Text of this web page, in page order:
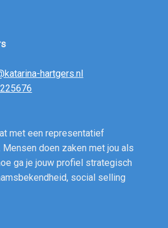
hartgers.nl
met een representatief
doen zaken met jou als
ga je jouw profiel strategisch
social selling